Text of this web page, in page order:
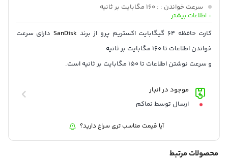
سرعت خواندن : : 160 مگابایت بر ثانیه
سرعت نوشتن :
دمای عملیاتی :: -25 تا 85 درجه سانتی گراد
سیستم فایل : : FAT32
+ اطلاعات بیشتر
کارت حافظه 64 گیگابایت اکستریم پرو از برند SanDiskدارای سرعت
خواندن اطلاعات تا 160 مگابایت بر ثانیه
و سرعت نوشتن اطلاعات تا 150 مگابایت بر ثانیه است.
موجود در انبار
ارسال توسط نماکم
آیا قیمت مناسب تری سراغ دارید؟
محصولات مرتبط